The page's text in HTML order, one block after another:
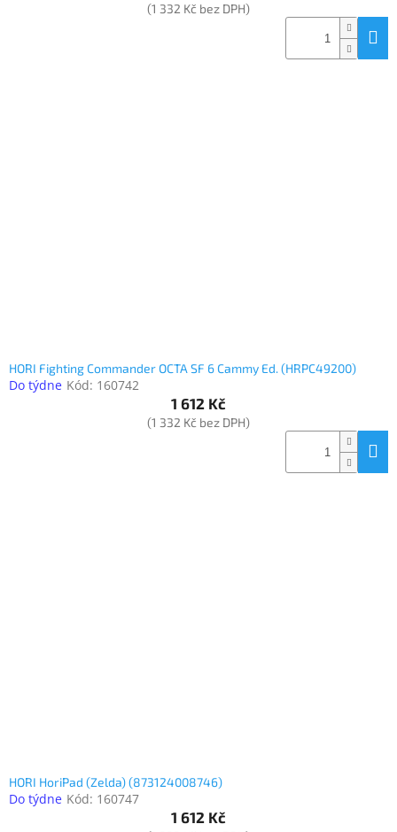
(1 332 Kč bez DPH)
HORI Fighting Commander OCTA SF 6 Cammy Ed. (HRPC49200)
Do týdne Kód: 160742
1 612 Kč
(1 332 Kč bez DPH)
HORI HoriPad (Zelda) (873124008746)
Do týdne Kód: 160747
1 612 Kč